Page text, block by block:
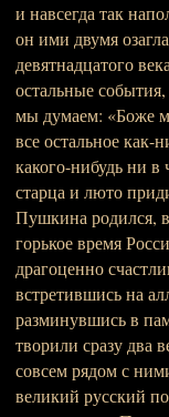
и навсегда так
он ими двумя
девятнадцатого
остальные
мы думаем: «Боже
все остальное как-
какого-нибудь ни
старца и люто
Пушкина родился,
горькое время
драгоценно
встретившись на
разминувшись в
творили сразу два
совсем рядом с
великий русский